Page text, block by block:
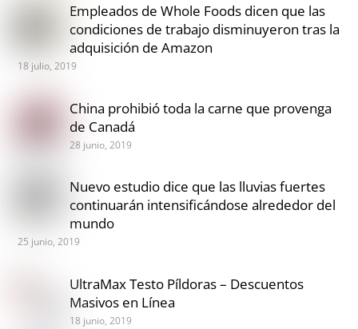
Empleados de Whole Foods dicen que las
condiciones de trabajo disminuyeron tras la
adquisición de Amazon
18 julio, 2019
China prohibió toda la carne que provenga
de Canadá
28 junio, 2019
Nuevo estudio dice que las lluvias fuertes
continuarán intensificándose alrededor del
mundo
25 junio, 2019
UltraMax Testo Píldoras – Descuentos
Masivos en Línea
18 junio, 2019